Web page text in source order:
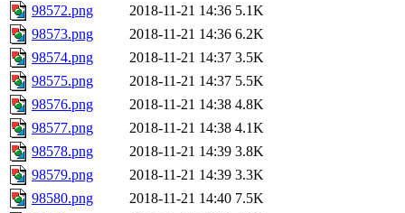
98572.png
2018-11-21 14:36 5.1K
98573.png
2018-11-21 14:36 6.2K
98574.png
2018-11-21 14:37 3.5K
98575.png
2018-11-21 14:37 5.5K
98576.png
2018-11-21 14:38 4.8K
98577.png
2018-11-21 14:38 4.1K
98578.png
2018-11-21 14:39 3.8K
98579.png
2018-11-21 14:39 3.3K
98580.png
2018-11-21 14:40 7.5K